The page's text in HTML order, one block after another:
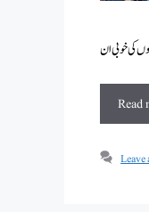
Read
Leave